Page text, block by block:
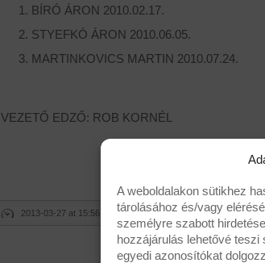
A weboldalakon sütikhez
tárolásához és/vagy
személyre szabott
hozzájárulás lehetővé
egyedi azonosítókat
BÍRÓ ÁRON 2010.02.17.
STYEFKÓ ÁRON 2010.06.05.
MARTINKOVICS MARTIN 2010.07.24.
VEZETŐ EDZŐ: ROB KORNÉL
2013-03-27 at 15:56 Temesvari Richard